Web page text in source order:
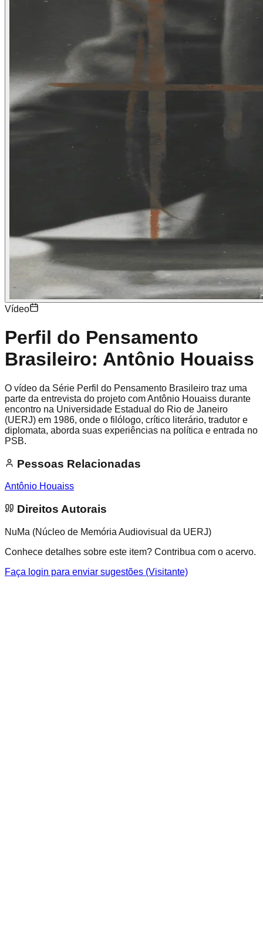
Vídeo
Perfil do Pensamento
Brasileiro: Antônio Houaiss
O vídeo da Série Perfil do Pensamento Brasileiro traz uma
parte da entrevista do projeto com Antônio Houaiss durante
encontro na Universidade Estadual do Rio de Janeiro
(UERJ) em 1986, onde o filólogo, crítico literário, tradutor e
diplomata, aborda suas experiências na política e entrada no
PSB.
Pessoas Relacionadas
Antônio Houaiss
Direitos Autorais
NuMa (Núcleo de Memória Audiovisual da UERJ)
Conhece detalhes sobre este item? Contribua com o acervo.
Faça login para enviar sugestões (Visitante)